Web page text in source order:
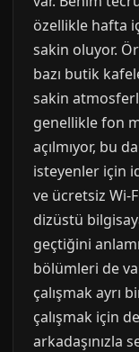
özellikle hafta
sakin oluyor.
bazı butik
sakin
genellikle fon
açılmıyor, bu
isteyenler için
ve ücretsiz Wi-
dizüstü
geçtiğini
bölümleri de
çalışmak ayrı
çalışmak için
arkadaşınızla